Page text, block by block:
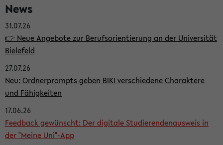
e
i
t
e
n
l
e
i
s
News
31.07.26
👉 Neue Angebote zur Berufsorientierung an der Universität
Bielefeld
27.07.26
Neu: Ordnerprompts geben BIKI verschiedene Charaktere
und Fähigkeiten
17.06.26
Feedback gewünscht: Der digitale Studierendenausweis in
der "Meine Uni"-App